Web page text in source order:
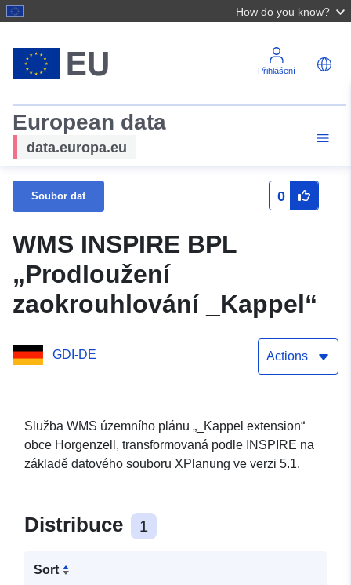
How do you know?
Přihlášení
European data
data.europa.eu
Soubor dat 0
WMS INSPIRE BPL
„Prodloužení
zaokrouhlování _Kappel“
GDI-DE Actions
Služba WMS územního plánu „_Kappel extension“
obce Horgenzell, transformovaná podle INSPIRE na
základě datového souboru XPlanung ve verzi 5.1.
Distribuce 1
Sort